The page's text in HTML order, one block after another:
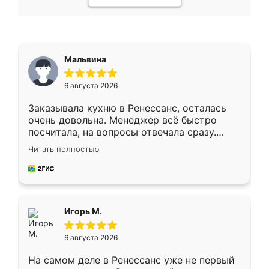
Мальвина
6 августа 2026
Заказывала кухню в Ренессанс, осталась
очень довольна. Менеджер всё быстро
посчитала, на вопросы отвечала сразу.
Замерщик приехал в субботу, подошёл к
делу со всей ответственностью. Собрали
за день, ребята работали аккуратно, даже
Читать полностью
Игорь М.
6 августа 2026
На самом деле в Ренессанс уже не первый